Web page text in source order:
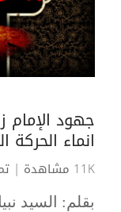
جهود الإمام
انماء الحركة
11K مشاهدة | تم
بقلم: السيد